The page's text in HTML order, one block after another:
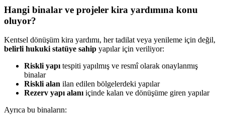
Hangi binalar ve projeler kira yardımına konu
oluyor?
Kentsel dönüşüm kira yardımı, her tadilat veya yenileme için değil,
belirli hukuki statüye sahip yapılar için veriliyor:
Riskli yapıtespiti yapılmış ve resmî olarak onaylanmış
binalar
Riskli alan ilan edilen bölgelerdeki yapılar
Rezerv yapı alanıiçinde kalan ve dönüşüme giren yapılar
Ayrıca bu binaların: